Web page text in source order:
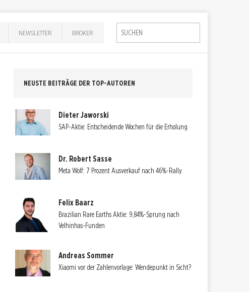
NEWSLETTER BROKER
NEUSTE BEITRÄGE DER TOP-AUTOREN
Dieter Jaworski
SAP-Aktie: Entscheidende Wochen für die Erholung
Dr. Robert Sasse
Meta Wolf: 7 Prozent Ausverkauf nach 46%-Rally
Felix Baarz
Brazilian Rare Earths Aktie: 9,84%-Sprung nach
Velhinhas-Funden
Andreas Sommer
Xiaomi vor der Zahlenvorlage: Wendepunkt in Sicht?